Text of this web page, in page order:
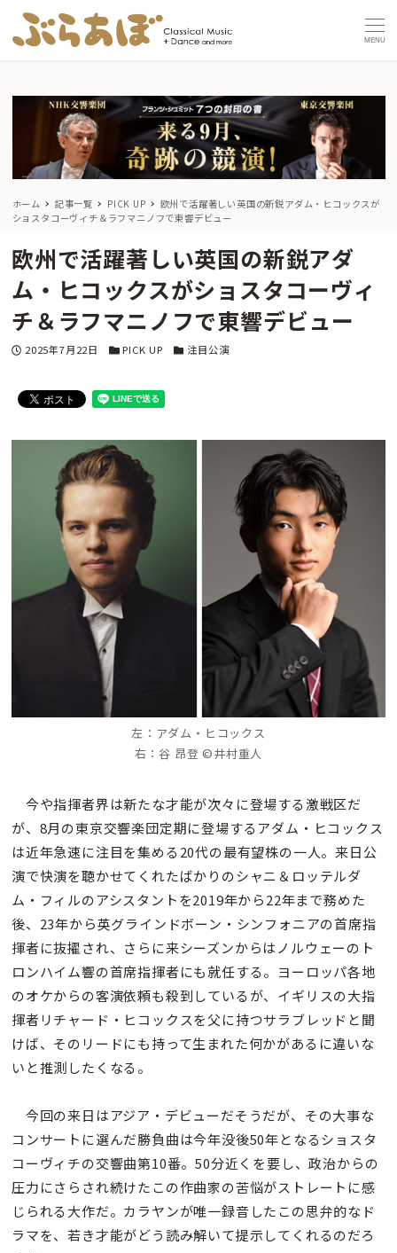
MENU
ホーム 記事一覧 PICK UP
欧州で活躍著しい英国の新鋭アダム・ヒコックスが
ショスタコーヴィチ＆ラフマニノフで東響デビュー
欧州で活躍著しい英国の新鋭アダ
ム・ヒコックスがショスタコーヴィ
チ＆ラフマニノフで東響デビュー
投稿日
2025年7月22日 カテゴリー
PICK UP カテゴリー
注目公演
左：アダム・ヒコックス
右：谷 昂登 ©井村重人
今や指揮者界は新たな才能が次々に登場する激戦区だ
が、8月の東京交響楽団定期に登場するアダム・ヒコックス
は近年急速に注目を集める20代の最有望株の一人。来日公
演で快演を聴かせてくれたばかりのシャニ＆ロッテルダ
ム・フィルのアシスタントを2019年から22年まで務めた
後、23年から英グラインドボーン・シンフォニアの首席指
揮者に抜擢され、さらに来シーズンからはノルウェーのト
ロンハイム響の首席指揮者にも就任する。ヨーロッパ各地
のオケからの客演依頼も殺到しているが、イギリスの大指
揮者リチャード・ヒコックスを父に持つサラブレッドと聞
けば、そのリードにも持って生まれた何かがあるに違いな
いと推測したくなる。
今回の来日はアジア・デビューだそうだが、その大事な
コンサートに選んだ勝負曲は今年没後50年となるショスタ
コーヴィチの交響曲第10番。50分近くを要し、政治からの
圧力にさらされ続けたこの作曲家の苦悩がストレートに感
じられる大作だ。カラヤンが唯一録音したこの思弁的なド
ラマを、若き才能がどう読み解いて提示してくれるのだろ